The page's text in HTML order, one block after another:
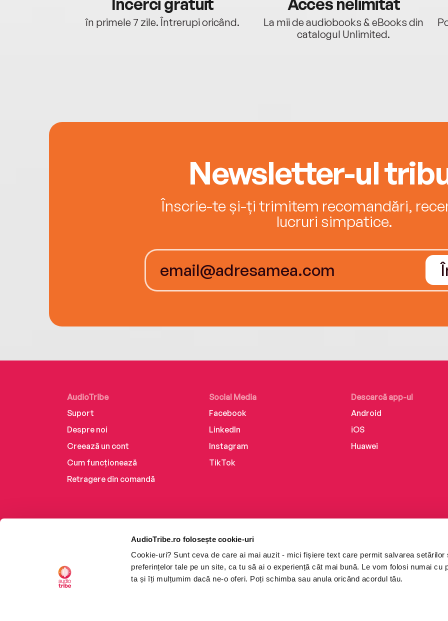
AudioTribe.ro folosește cookie-uri
Cookie-uri? Sunt ceva de care ai mai auzit - mici fișiere text care permit salvarea setărilor
preferințelor tale pe un site, ca tu să ai o experiență cât mai bună. Le vom folosi numai cu
ta și îți mulțumim dacă ne-o oferi. Poți schimba sau anula oricând acordul tău.
în primele 7 zile. Întrerupi oricând.
La mii de audiobooks & eBooks din
catalogul Unlimited.
Newsletter-ul
Înscrie-te și-ți trimitem recomandări,
lucruri simpatice.
AudioTribe
Suport
Despre noi
Creează un cont
Cum funcționează
Retragere din comandă
Social Media
Facebook
LinkedIn
Instagram
TikTok
Descarcă app-ul
Android
iOS
Huawei